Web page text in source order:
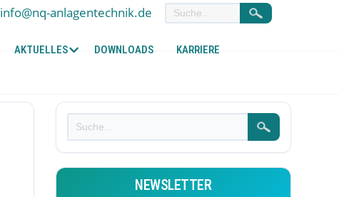
info@nq-anlagentechnik.de
AKTUELLES DOWNLOADS KARRIERE
NEWSLETTER